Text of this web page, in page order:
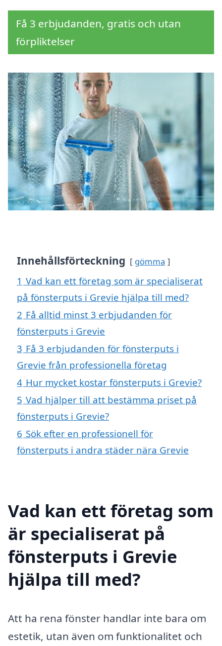
Få 3 erbjudanden, gratis och utan
förpliktelser
Innehållsförteckning gömma
1 Vad kan ett företag som är specialiserat
på fönsterputs i Grevie hjälpa till med?
2 Få alltid minst 3 erbjudanden för
fönsterputs i Grevie
3 Få 3 erbjudanden för fönsterputs i
Grevie från professionella företag
4 Hur mycket kostar fönsterputs i Grevie?
5 Vad hjälper till att bestämma priset på
fönsterputs i Grevie?
6 Sök efter en professionell för
fönsterputs i andra städer nära Grevie
Vad kan ett företag som
är specialiserat på
fönsterputs i Grevie
hjälpa till med?
Att ha rena fönster handlar inte bara om
estetik, utan även om funktionalitet och